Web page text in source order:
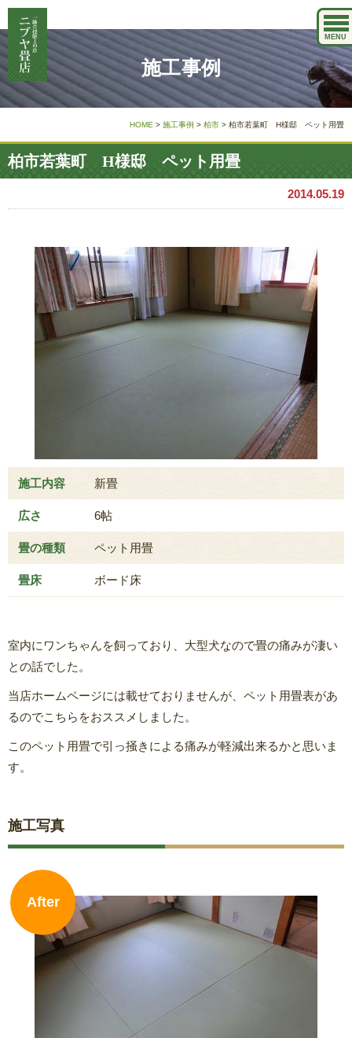
MENU
施工事例
HOME > 施工事例 > 柏市 > 柏市若葉町 H様邸 ペット用畳
柏市若葉町 H様邸 ペット用畳
2014.05.19
施工内容 新畳
広さ 6帖
畳の種類 ペット用畳
畳床 ボード床
室内にワンちゃんを飼っており、大型犬なので畳の痛みが凄い
との話でした。
当店ホームページには載せておりませんが、ペット用畳表があ
るのでこちらをおススメしました。
このペット用畳で引っ掻きによる痛みが軽減出来るかと思いま
す。
施工写真